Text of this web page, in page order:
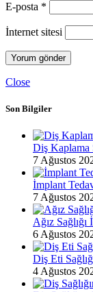
E-posta *
İnternet sitesi
Close
Son Bilgiler
Diş Kaplama
7 Ağustos
İmplant
7 Ağustos
Ağız
6 Ağustos
Diş Eti
4 Ağustos